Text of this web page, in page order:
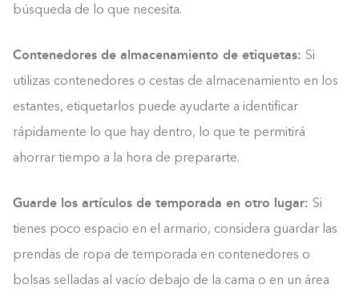
búsqueda de lo que necesita.
Contenedores de almacenamiento de etiquetas: Si
utilizas contenedores o cestas de almacenamiento en los
estantes, etiquetarlos puede ayudarte a identificar
rápidamente lo que hay dentro, lo que te permitirá
ahorrar tiempo a la hora de prepararte.
Guarde los artículos de temporada en otro lugar: Si
tienes poco espacio en el armario, considera guardar las
prendas de ropa de temporada en contenedores o
bolsas selladas al vacío debajo de la cama o en un área